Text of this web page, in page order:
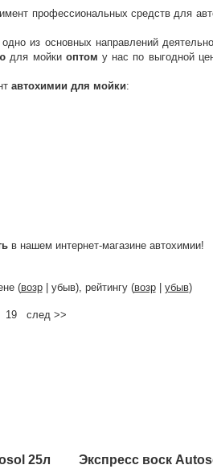
профессиональных средств для
из основных направлений
для мойки оптом у нас по выгодной
автохимии для мойки:
в нашем интернет-магазине автохимии!
(возр| убыв), рейтингу (возр| убыв)
след >>
25л
Экспресс воск